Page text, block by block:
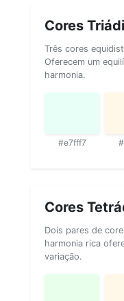
Cores
Três cores
Oferecem um
harmonia.
#e7fff7
Cores
Dois pares de
harmonia rica
variação.